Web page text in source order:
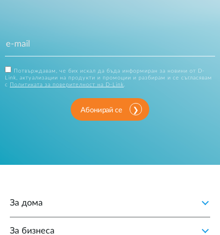
Потвърждавам, че бих искал да бъда информиран за новини от D-
Link, актуализации на продукти и промоции и разбирам и се съгласявам
с
Политиката за поверителност на D-Link
Абонирай се
За дома
За бизнеса